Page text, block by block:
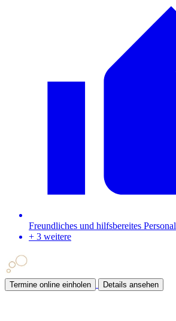
Freundliches und hilfsbereites Personal
+ 3 weitere
Termine online einholen Details ansehen